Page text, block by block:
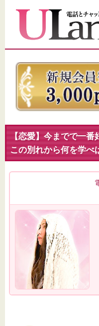
【恋愛】今までで一
この別れから何を学べ